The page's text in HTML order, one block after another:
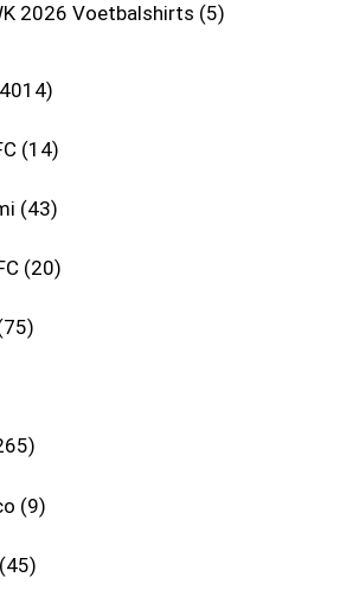
2026 Voetbalshirts 5
14
43
20
75
9
45